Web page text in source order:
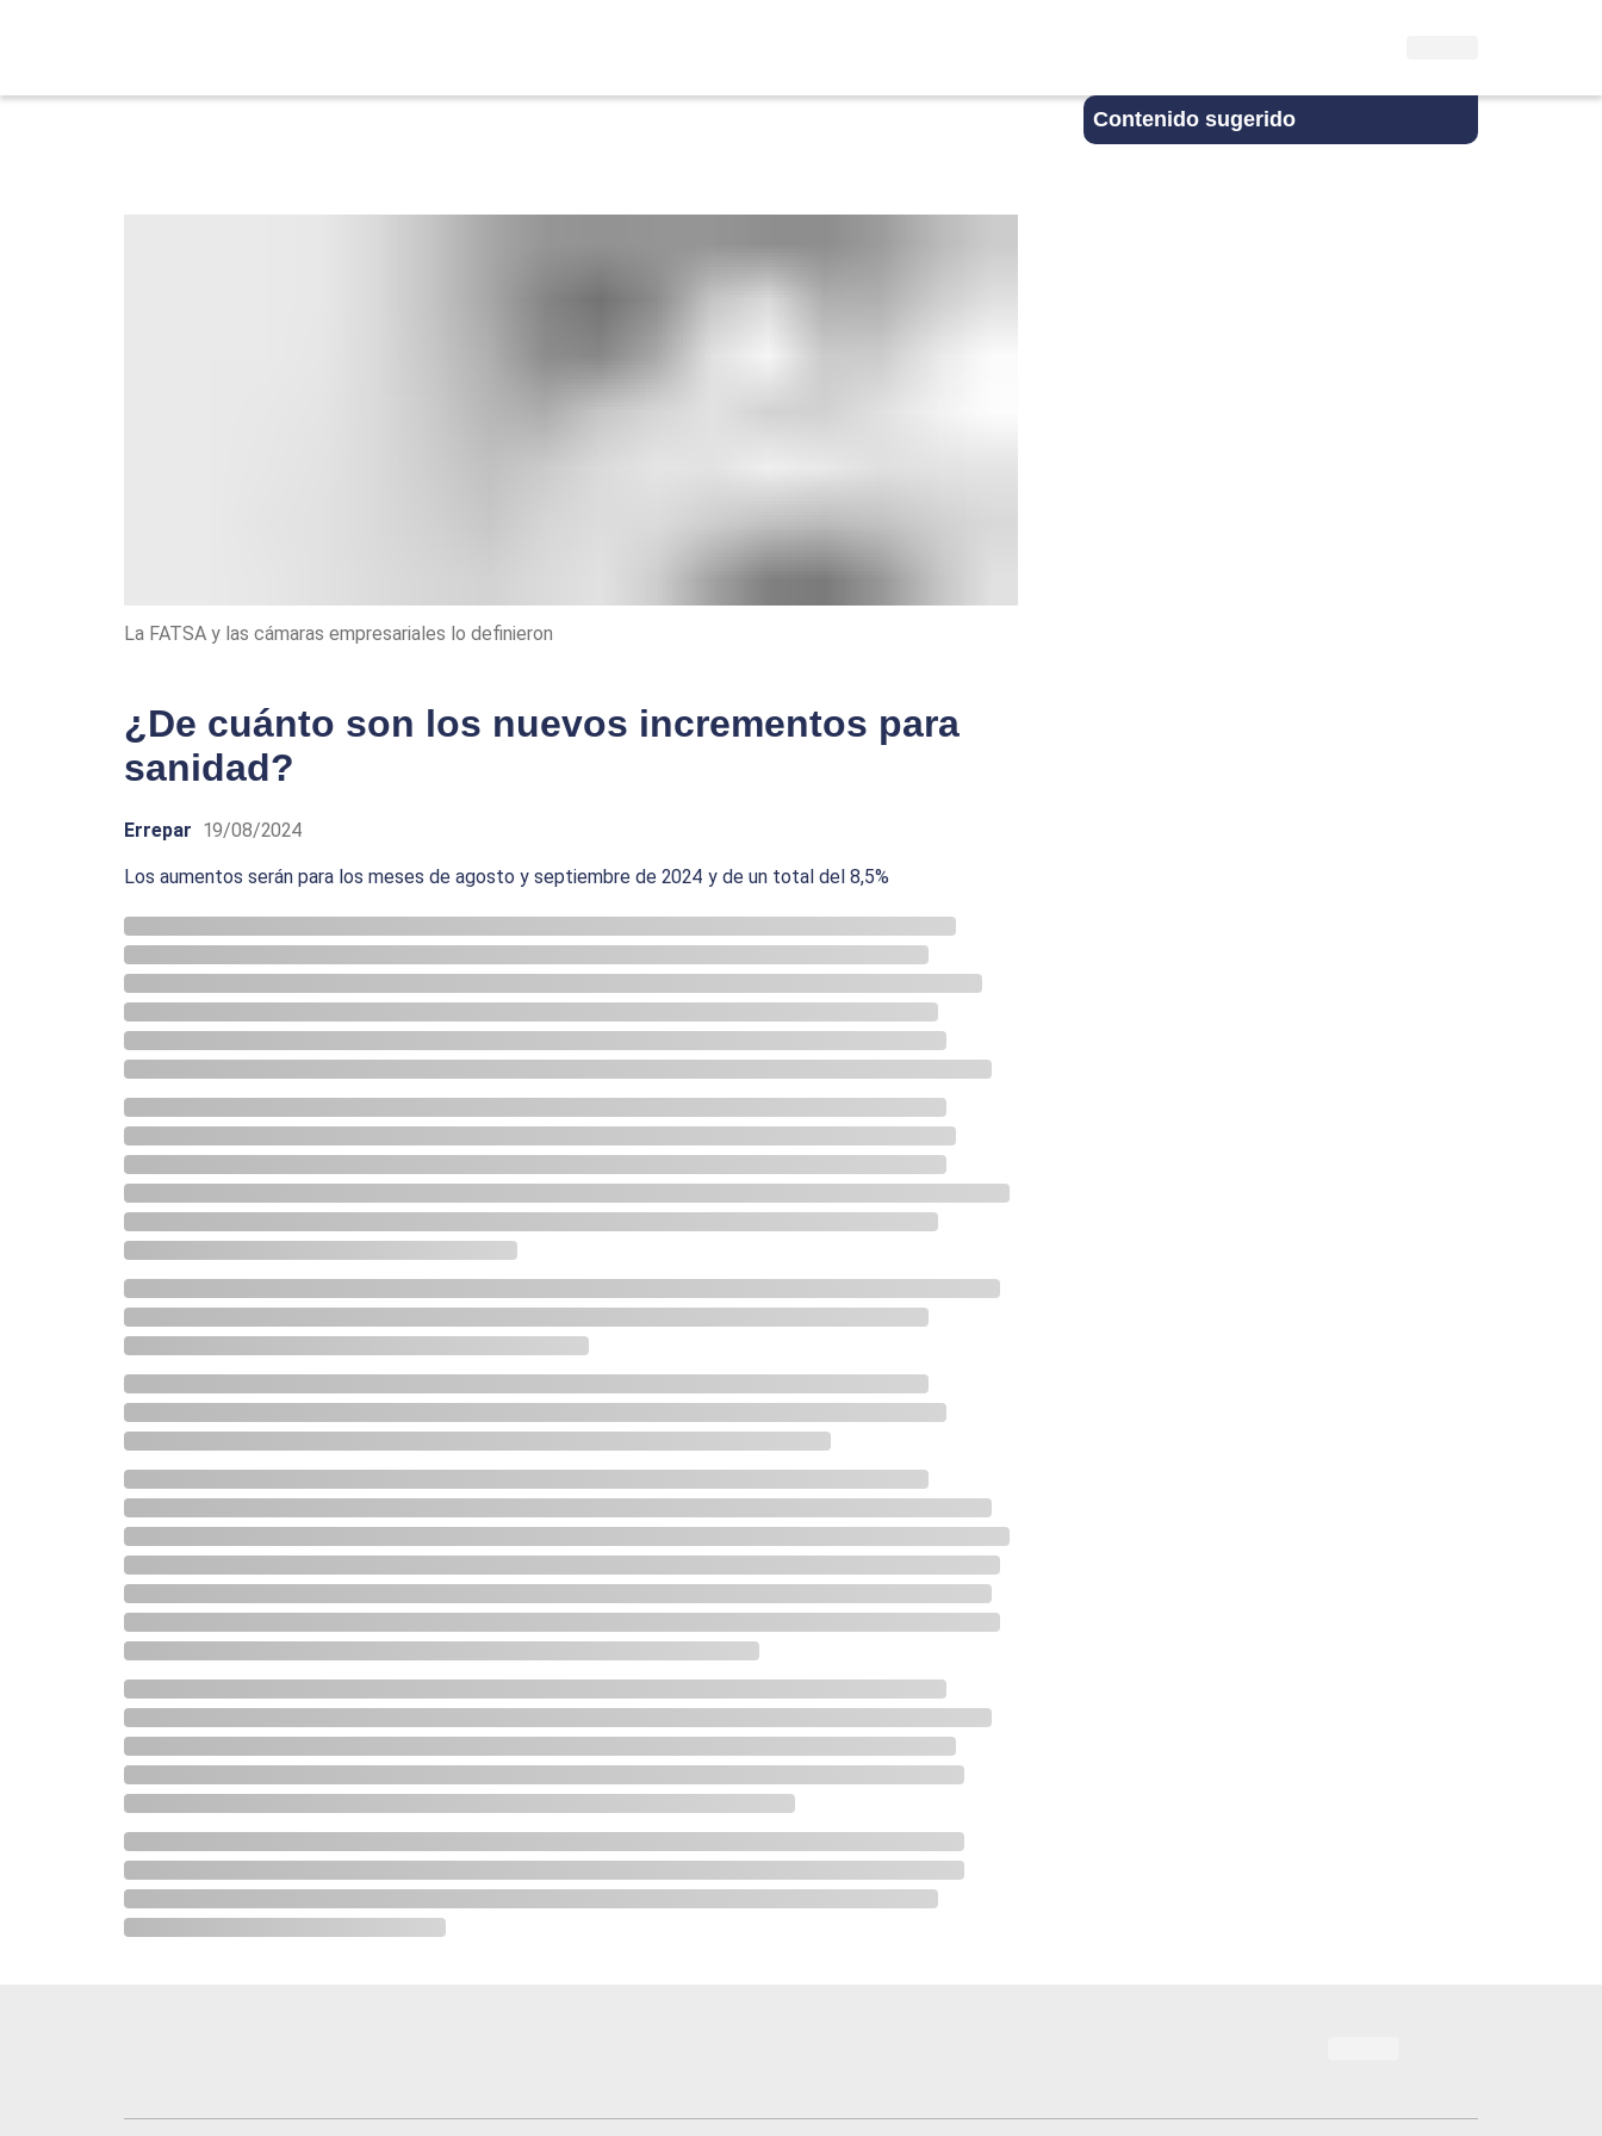
Contenido sugerido
La FATSA y las cámaras empresariales lo definieron
¿De cuánto son los nuevos incrementos para
sanidad?
Errepar 19/08/2024
Los aumentos serán para los meses de agosto y septiembre de 2024 y de un total del 8,5%